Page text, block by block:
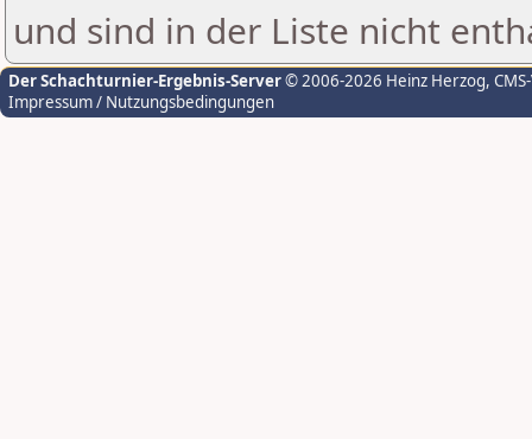
und sind in der Liste nicht
Der Schachturnier-Ergebnis-Server© 2006-2026 Heinz Herzog,
Impressum / Nutzungsbedingungen